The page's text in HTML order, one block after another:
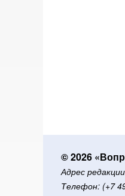
© 2026
Адрес
Телефон: (+7